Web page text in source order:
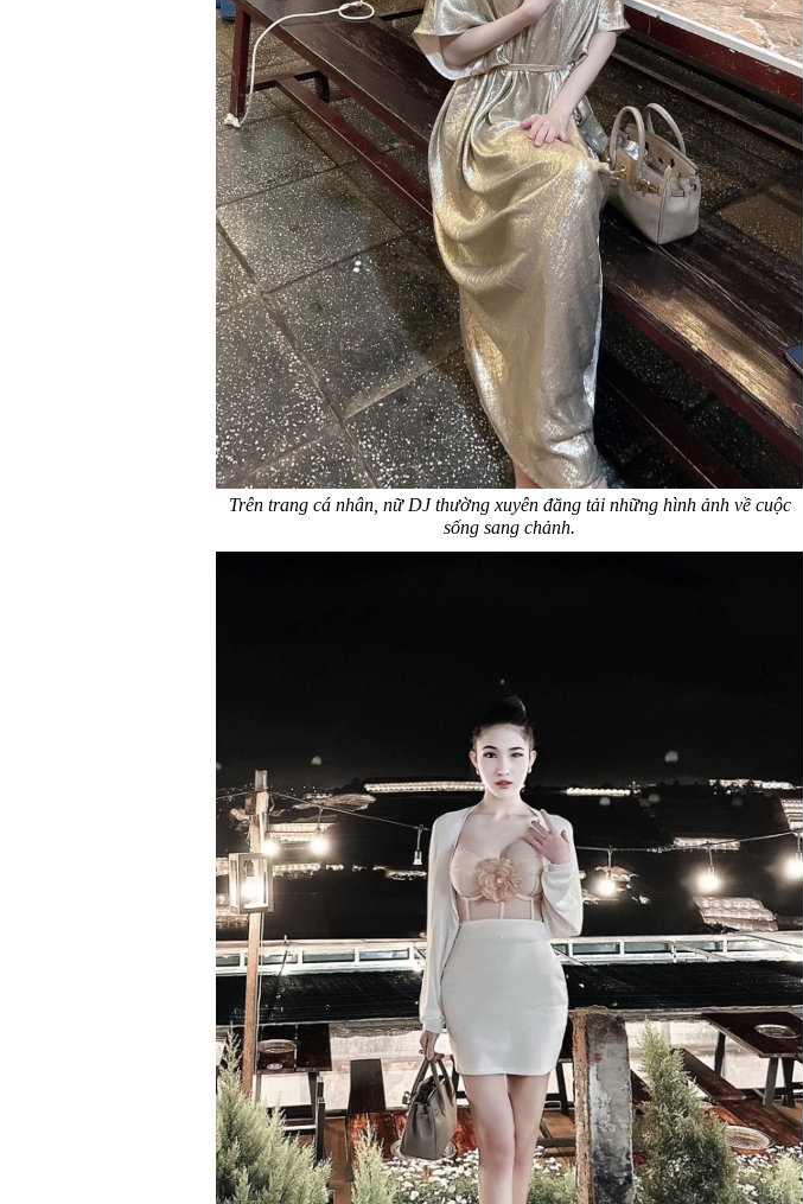
Trên trang cá nhân, nữ DJ thường xuyên đăng tải những hình ảnh về cuộc
sống sang chảnh.